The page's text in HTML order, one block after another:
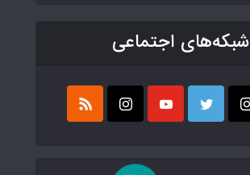
شبکه‌های اجتماعی